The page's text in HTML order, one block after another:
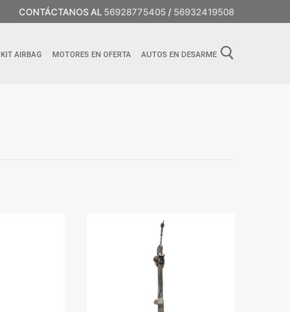
CONTÁCTANOS AL 56928775405 / 56932419508
KIT AIRBAG MOTORES EN OFERTA AUTOS EN DESARME